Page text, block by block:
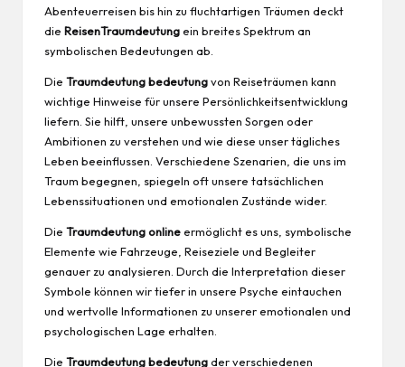
Abenteuerreisen bis hin zu fluchtartigen Träumen deckt
die ReisenTraumdeutungein breites Spektrum an
symbolischen Bedeutungen ab.
Die Traumdeutung bedeutungvon Reiseträumen kann
wichtige Hinweise für unsere Persönlichkeitsentwicklung
liefern. Sie hilft, unsere unbewussten Sorgen oder
Ambitionen zu verstehen und wie diese unser tägliches
Leben beeinflussen. Verschiedene Szenarien, die uns im
Traum begegnen, spiegeln oft unsere tatsächlichen
Lebenssituationen und emotionalen Zustände wider.
Die Traumdeutung onlineermöglicht es uns, symbolische
Elemente wie Fahrzeuge, Reiseziele und Begleiter
genauer zu analysieren. Durch die Interpretation dieser
Symbole können wir tiefer in unsere Psyche eintauchen
und wertvolle Informationen zu unserer emotionalen und
psychologischen Lage erhalten.
Die Traumdeutung bedeutungder verschiedenen